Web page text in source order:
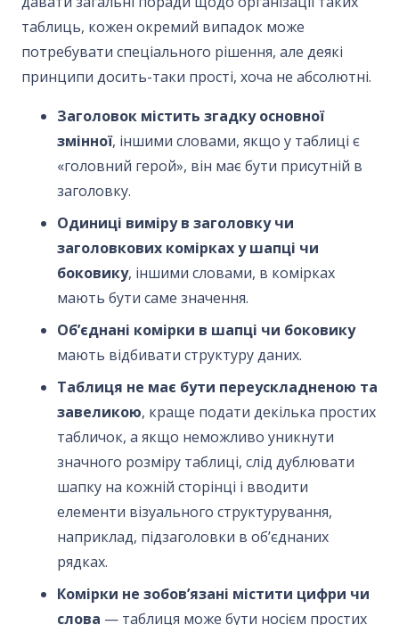
таблиць, кожен окремий випадок може
потребувати спеціального рішення, але деякі
принципи досить-таки прості, хоча не абсолютні.
Заголовок містить згадку основної
змінної, іншими словами, якщо у таблиці є
«головний герой», він має бути присутній в
заголовку.
Одиниці виміру в заголовку чи
заголовкових комірках у шапці чи
боковику, іншими словами, в комірках
мають бути саме значення.
Об’єднані комірки в шапці чи боковику
мають відбивати структуру даних.
Таблиця не має бути переускладненою та
завеликою, краще подати декілька простих
табличок, а якщо неможливо уникнути
значного розміру таблиці, слід дублювати
шапку на кожній сторінці і вводити
елементи візуального структурування,
наприклад, підзаголовки в об’єднаних
рядках.
Комірки не зобов’язані містити цифри чи
слова — таблиця може бути носієм простих